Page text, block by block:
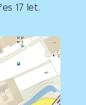
17 let.